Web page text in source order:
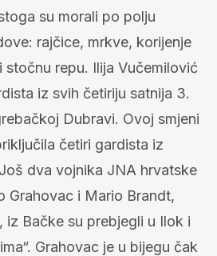
su morali po polju
rajčice, mrkve, korijenje
stočnu repu. Ilija Vučemilović
iz svih četiriju satnija 3.
Dubravi. Ovoj smjeni
četiri gardista iz
dva vojnika JNA hrvatske
Grahovac i Mario Brandt,
iz Bačke su prebjegli u Ilok i
Grahovac je u bijegu čak